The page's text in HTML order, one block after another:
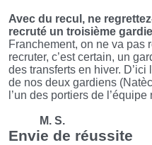
Avec du recul, ne
recruté un troisième
Franchement, on ne va pas
recruter, c’est certain, un
des transferts en hiver. D’ici
de nos deux gardiens
l’un des portiers de l’équipe
M. S.
Envie de réussite